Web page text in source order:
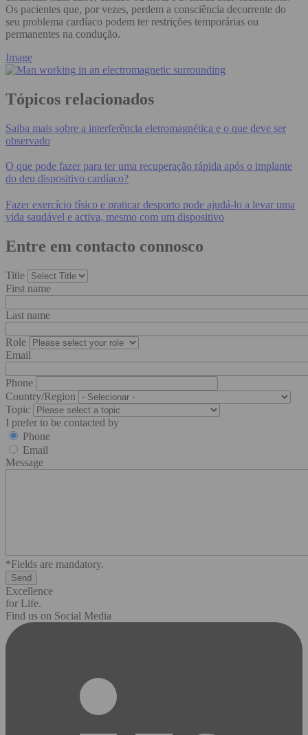
Os pacientes que, por vezes, perdem a consciência decorrente do
seu problema cardíaco podem ter restrições temporárias ou
permanentes na condução.
Image
Tópicos relacionados
Saiba mais sobre a interferência eletromagnética e o que deve ser
observado
O que pode fazer para ter uma recuperação rápida após o implante
do deu dispositivo cardíaco?
Fazer exercício físico e praticar desporto pode ajudá-lo a levar uma
vida saudável e activa, mesmo com um dispositivo
Entre em contacto connosco
Title
First name
Last name
Role
Email
Phone
Country/Region
Topic
I prefer to be contacted by
Phone
Email
Message
*Fields are mandatory.
Excellence
for Life.
Find us on Social Media